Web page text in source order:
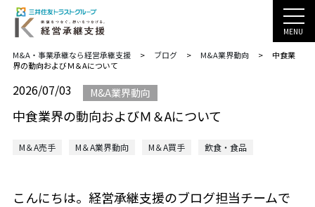
MENU
M&A・事業承継なら経営承継支援 > ブログ > M&A業界動向 >
中食業
界の動向およびＭ＆Aについて
2026/07/03 M&A業界動向
中食業界の動向およびＭ＆Aについて
M＆A売手 M＆A業界動向 M＆A買手 飲食・食品
こんにちは。経営承継支援のブログ担当チームで